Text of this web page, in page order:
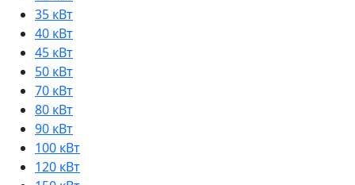
35 кВт
40 кВт
45 кВт
50 кВт
70 кВт
80 кВт
90 кВт
100 кВт
120 кВт